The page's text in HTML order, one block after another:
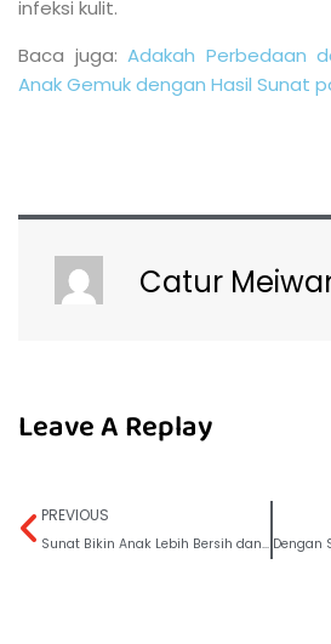
infeksi kulit.
Baca juga:Adakah Perbedaan
Anak Gemuk dengan Hasil Sunat
Catur
Leave A Replay
PREVIOUS
Sunat Bikin Anak Lebih Bersih dan Antusias Main di Waterboom